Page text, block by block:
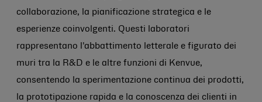
collaborazione, la pianificazione strategica e le
esperienze coinvolgenti. Questi laboratori
rappresentano l'abbattimento letterale e figurato dei
muri tra la R&D e le altre funzioni di Kenvue,
consentendo la sperimentazione continua dei prodotti,
la prototipazione rapida e la conoscenza dei clienti in